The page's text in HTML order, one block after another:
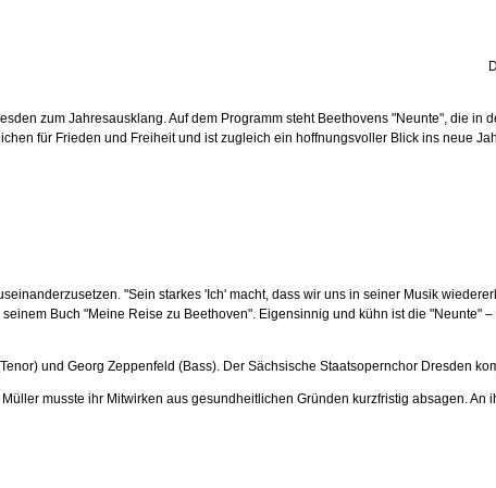
zum Jahresausklang. Auf dem Programm steht Beethovens "Neunte", die in
für Frieden und Freiheit und ist zugleich ein hoffnungsvoller Blick ins neue
"Sein starkes 'Ich' macht, dass wir uns in seiner Musik
Buch "Meine Reise zu Beethoven". Eigensinnig und kühn ist die "Neunte"
und Georg Zeppenfeld (Bass). Der Sächsische Staatsopernchor Dresden
musste ihr Mitwirken aus gesundheitlichen Gründen kurzfristig absagen. An